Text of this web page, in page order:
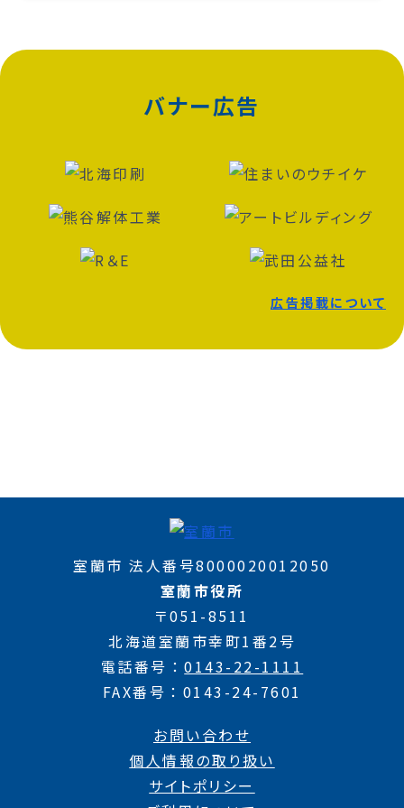
バナー広告
広告掲載について
室蘭市 法人番号8000020012050
室蘭市役所
〒051-8511
北海道室蘭市幸町1番2号
電話番号
0143-22-1111
FAX番号
0143-24-7601
お問い合わせ
個人情報の取り扱い
サイトポリシー